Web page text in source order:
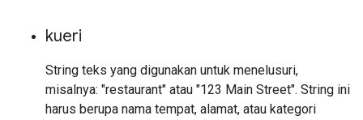
kueri
String teks yang digunakan untuk menelusuri,
misalnya: "restaurant" atau "123 Main Street". String ini
harus berupa nama tempat, alamat, atau kategori